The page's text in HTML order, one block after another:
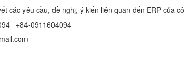
các yêu cầu, đề nghị, ý kiến liên quan đến ERP của
+84-0911604094